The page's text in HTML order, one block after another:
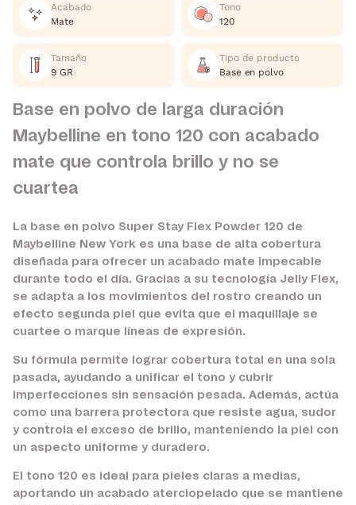
Acabado
Mate
Tono
120
Tamaño
9 GR
Tipo de producto
Base en polvo
Base en polvo de larga duración
Maybelline en tono 120 con acabado
mate que controla brillo y no se
cuartea
La base en polvo Super Stay Flex Powder 120 de
Maybelline New York es una base de alta cobertura
diseñada para ofrecer un acabado mate impecable
durante todo el día. Gracias a su tecnología Jelly Flex,
se adapta a los movimientos del rostro creando un
efecto segunda piel que evita que el maquillaje se
cuartee o marque líneas de expresión.
Su fórmula permite lograr cobertura total en una sola
pasada, ayudando a unificar el tono y cubrir
imperfecciones sin sensación pesada. Además, actúa
como una barrera protectora que resiste agua, sudor
y controla el exceso de brillo, manteniendo la piel con
un aspecto uniforme y duradero.
El tono 120 es ideal para pieles claras a medias,
aportando un acabado aterciopelado que se mantiene